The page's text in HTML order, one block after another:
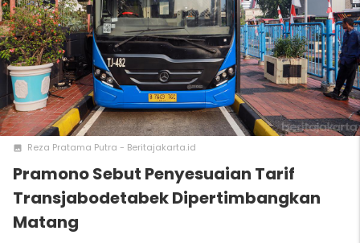
photo Reza Pratama Putra - Beritajakarta.id
Pramono Sebut Penyesuaian Tarif
Transjabodetabek Dipertimbangkan
Matang